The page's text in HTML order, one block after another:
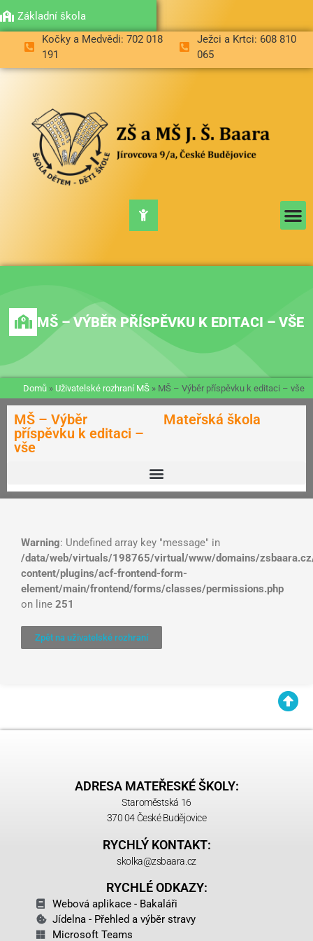
Kočky a Medvědi: 702 018
191
Ježci a Krtci: 608 810
065
Mateřská škola
Základní škola
MŠ – VÝBĚR PŘÍSPĚVKU K EDITACI – VŠE
Domů» Uživatelské rozhraní MŠ» MŠ – Výběr příspěvku k editaci – vše
MŠ – Výběr
příspěvku k editaci –
vše
Mateřská škola
Warning: Undefined array key "message" in
/data/web/virtuals/198765/virtual/www/domains/
content/plugins/acf-frontend-form-
element/main/frontend/forms/classes/permissions.php
on line 251
Zpět na uživatelské rozhraní
ADRESA MATEŘESKÉ ŠKOLY:
Staroměstská 16
370 04 České Budějovice
RYCHLÝ KONTAKT:
skolka@zsbaara.cz
RYCHLÉ ODKAZY:
Webová aplikace - Bakaláři
Jídelna - Přehled a výběr stravy
Microsoft Teams